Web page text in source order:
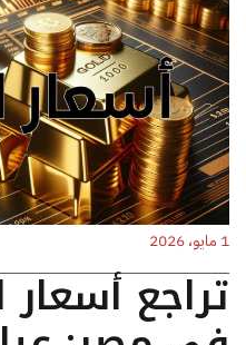
1 مايو، 2026
تراجع